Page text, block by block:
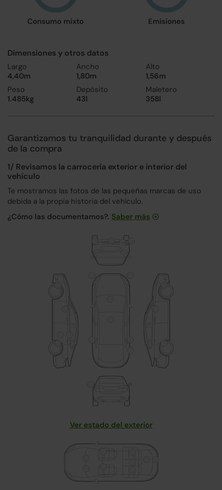
Consumo mixto Emisiones
Dimensiones y otros datos
Largo
4,40m
Ancho
1,80m
Alto
1,56m
Peso
1.485kg
Depósito
43l
Maletero
358l
Garantizamos tu tranquilidad durante y después
de la compra
1/ Revisamos la carrocería exterior e interior del
vehículo
Te mostramos las fotos de las pequeñas marcas de uso
debida a la propia historia del vehículo.
¿Cómo las documentamos?. Saber más
Ver estado del exterior